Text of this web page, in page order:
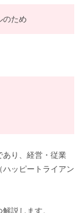
のため
り、経営・従業
ッピートライアン
説します。